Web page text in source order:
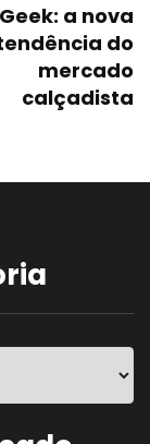
a nova
do
mercado
calçadista